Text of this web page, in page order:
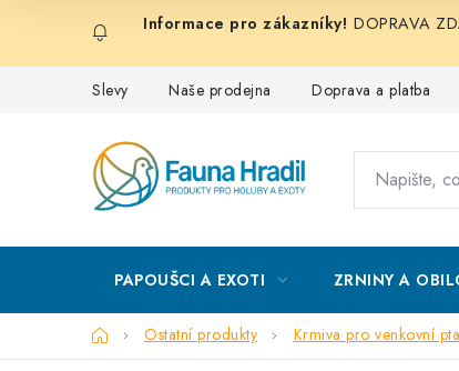
obsah
DOPRAVA
Slevy Naše prodejna Doprava a platba
PAPOUŠCI A EXOTI ZRNINY A
DomůOstatní produkty Krmiva pro venkovní